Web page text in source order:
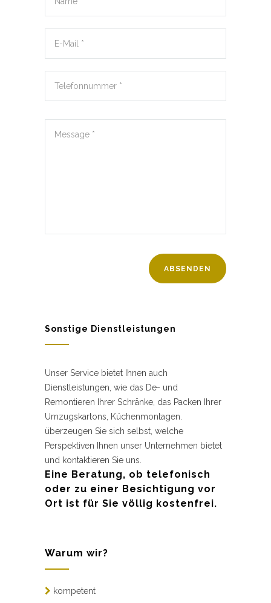
Sonstige Dienstleistungen
Unser Service bietet Ihnen auch
Dienstleistungen, wie das De- und
Remontieren Ihrer Schränke, das Packen Ihrer
Umzugskartons, Küchenmontagen.
überzeugen Sie sich selbst, welche
Perspektiven Ihnen unser Unternehmen bietet
und kontaktieren Sie uns.
Eine Beratung, ob telefonisch
oder zu einer Besichtigung vor
Ort ist für Sie völlig kostenfrei.
Warum wir?
kompetent